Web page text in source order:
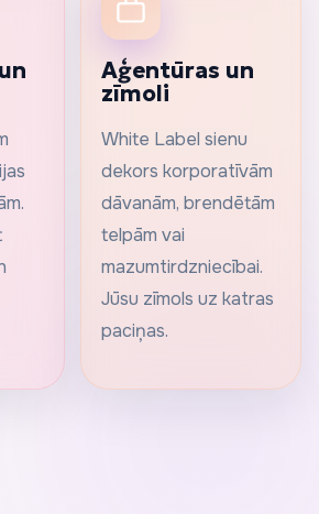
Aģentūras un
zīmoli
White Label sienu
dekors korporatīvām
dāvanām, brendētām
telpām vai
mazumtirdzniecībai.
Jūsu zīmols uz katras
paciņas.